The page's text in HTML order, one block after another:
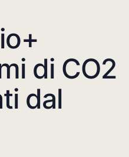
di CO2
dal